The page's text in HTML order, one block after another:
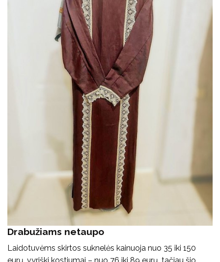
Drabužiams netaupo
Laidotuvėms skirtos suknelės kainuoja nuo 35 iki 150